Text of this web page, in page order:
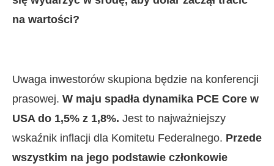
na wartości?
Uwaga inwestorów skupiona będzie na konferencji
prasowej. W maju spadła dynamika PCE Core w
USA do 1,5% z 1,8%. Jest to najważniejszy
wskaźnik inflacji dla Komitetu Federalnego. Przede
wszystkim na jego podstawie członkowie